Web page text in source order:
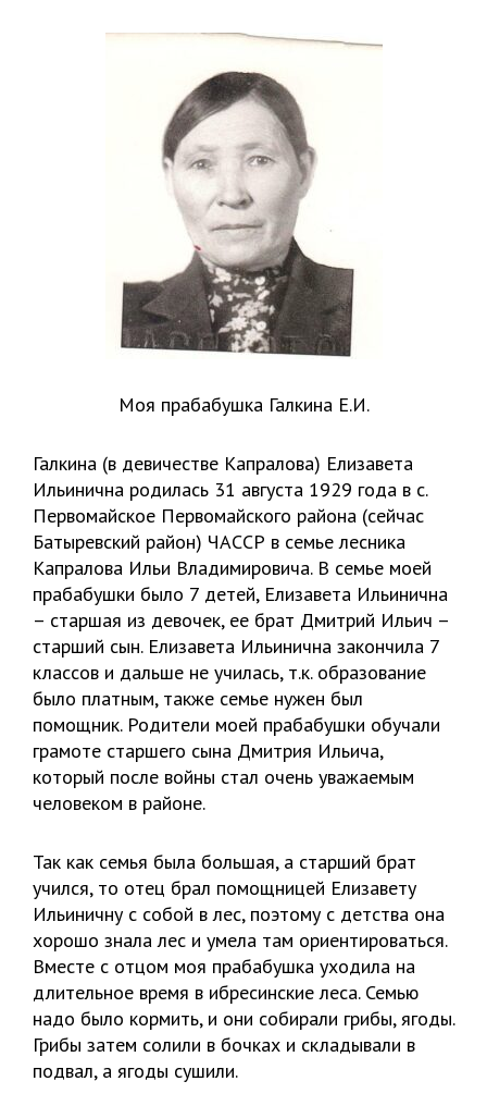
Моя прабабушка Галкина Е.И.
Галкина (в девичестве Капралова) Елизавета
Ильинична родилась 31 августа 1929 года в с.
Первомайское Первомайского района (сейчас
Батыревский район) ЧАССР в семье лесника
Капралова Ильи Владимировича. В семье моей
прабабушки было 7 детей, Елизавета Ильинична
– старшая из девочек, ее брат Дмитрий Ильич –
старший сын. Елизавета Ильинична закончила 7
классов и дальше не училась, т.к. образование
было платным, также семье нужен был
помощник. Родители моей прабабушки обучали
грамоте старшего сына Дмитрия Ильича,
который после войны стал очень уважаемым
человеком в районе.
Так как семья была большая, а старший брат
учился, то отец брал помощницей Елизавету
Ильиничну с собой в лес, поэтому с детства она
хорошо знала лес и умела там ориентироваться.
Вместе с отцом моя прабабушка уходила на
длительное время в ибресинские леса. Семью
надо было кормить, и они собирали грибы, ягоды.
Грибы затем солили в бочках и складывали в
подвал, а ягоды сушили.